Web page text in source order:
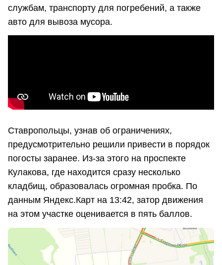
службам, транспорту для погребений, а также
авто для вывоза мусора.
Ставропольцы, узнав об ограничениях,
предусмотрительно решили привести в порядок
погосты заранее. Из-за этого на проспекте
Кулакова, где находится сразу несколько
кладбищ, образовалась огромная пробка. По
данным Яндекс.Карт на 13:42, затор движения
на этом участке оценивается в пять баллов.